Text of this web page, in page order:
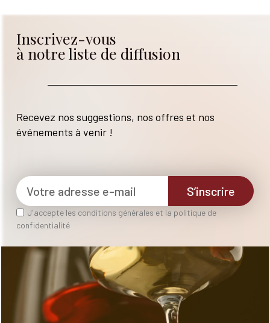
Inscrivez-vous
à notre liste de diffusion
Recevez nos suggestions, nos offres et nos
événements à venir !
S’inscrire
J'accepte les conditions générales et la politique de
confidentialité